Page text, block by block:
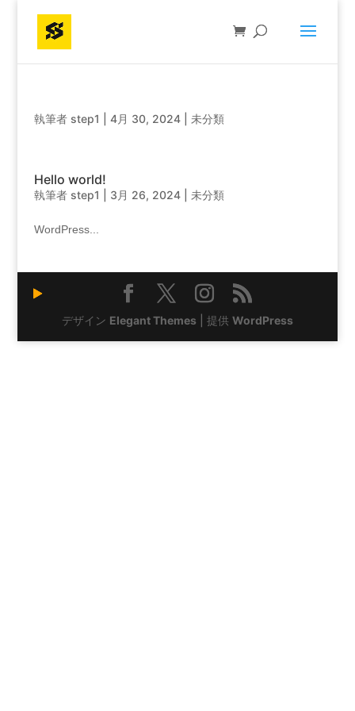
執筆者 step1 4月 30, 2024| 未分類
Hello world!
執筆者 step1 3月 26, 2024| 未分類
WordPress...
デザイン Elegant Themes| 提供 WordPress